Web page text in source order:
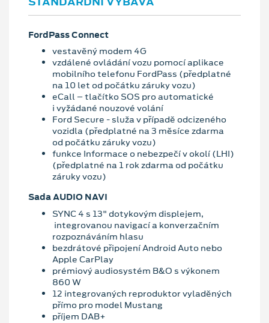
FordPass Connect
vestavěný modem 4G
vzdálené ovládání vozu pomocí aplikace
mobilního telefonu FordPass (předplatné
na 10 let od počátku záruky vozu)
eCall – tlačítko SOS pro automatické
i vyžádané nouzové volání
Ford Secure - služa v případě odcizeného
vozidla (předplatné na 3 měsíce zdarma
od počátku záruky vozu)
funkce Informace o nebezpečí v okolí (LHI)
(předplatné na 1 rok zdarma od počátku
záruky vozu)
Sada AUDIO NAVI
SYNC 4 s 13" dotykovým displejem,
integrovanou navigací a konverzačním
rozpoznáváním hlasu
bezdrátové připojení Android Auto nebo
Apple CarPlay
prémiový audiosystém B&O s výkonem
860 W
12 integrovaných reproduktor vyladěných
přímo pro model Mustang
příjem DAB+